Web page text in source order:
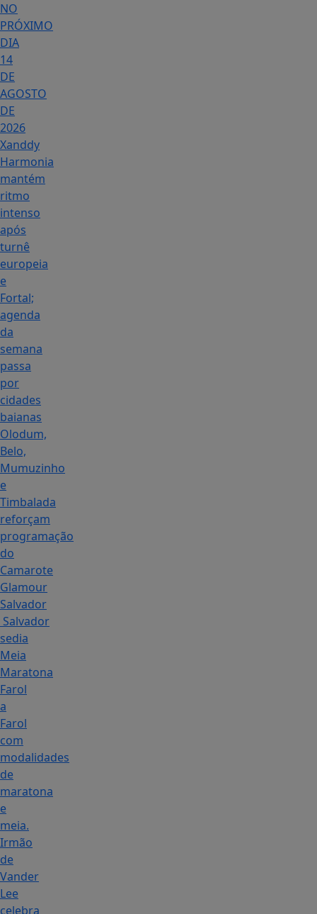
NO
PRÓXIMO
DIA
14
DE
AGOSTO
DE
2026
Xanddy
Harmonia
mantém
ritmo
intenso
após
turnê
europeia
e
Fortal;
agenda
da
semana
passa
por
cidades
baianas
Olodum,
Belo,
Mumuzinho
e
Timbalada
reforçam
programação
do
Camarote
Glamour
Salvador
Salvador
sedia
Meia
Maratona
Farol
a
Farol
com
modalidades
de
maratona
e
meia.
Irmão
de
Vander
Lee
celebra